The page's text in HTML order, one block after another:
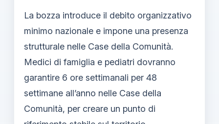
La bozza introduce il debito organizzativo
minimo nazionale e impone una presenza
strutturale nelle Case della Comunità.
Medici di famiglia e pediatri dovranno
garantire 6 ore settimanali per 48
settimane all’anno nelle Case della
Comunità, per creare un punto di